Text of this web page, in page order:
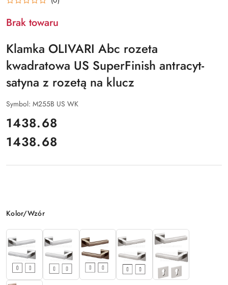
Brak towaru
Klamka OLIVARI Abc rozeta
kwadratowa US SuperFinish antracyt-
satyna z rozetą na klucz
Symbol: M255B US WK
cena:
1438.68
Cena:
1438.68
Wariant
Kolor/Wzór